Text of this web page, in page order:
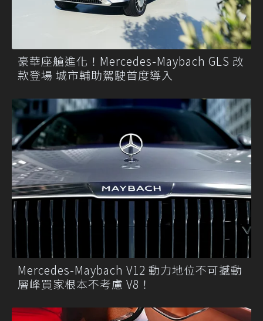
豪華座艙進化！Mercedes-Maybach GLS 改
款登場 城市輔助駕駛首度導入
Mercedes-Maybach V12 動力地位不可撼動
層峰買家根本不考慮 V8！